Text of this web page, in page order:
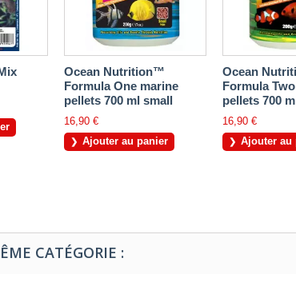
Ocean Nutrition™
Formula One marine
pellets 700 ml small
16,90 €
Ajouter au panier
Ocean
Formula
pellets 700
16,90 €
Ajouter au
CATÉGORIE :